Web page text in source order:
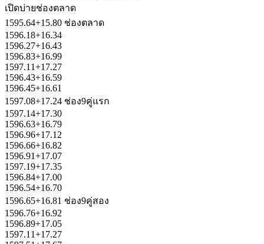
เปิดบ่ายช่องตลาด
1595.64+15.80 ช่องตลาด
1596.18+16.34
1596.27+16.43
1596.83+16.99
1597.11+17.27
1596.43+16.59
1596.45+16.61
1597.08+17.24 ช่อง9คู่แรก
1597.14+17.30
1596.63+16.79
1596.96+17.12
1596.66+16.82
1596.91+17.07
1597.19+17.35
1596.84+17.00
1596.54+16.70
1596.65+16.81 ช่อง9คู่สอง
1596.76+16.92
1596.89+17.05
1597.11+17.27